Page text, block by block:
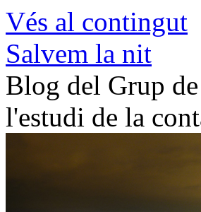
Vés al contingut
Salvem la nit
Blog del Grup
l'estudi de la